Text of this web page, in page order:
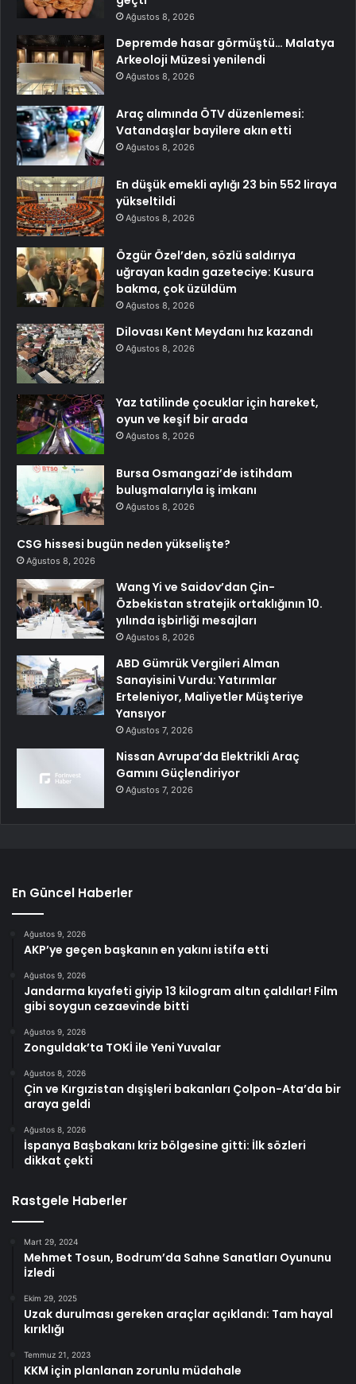
Ağustos 8, 2026
Depremde hasar görmüştü… Malatya
Arkeoloji Müzesi yenilendi
Ağustos 8, 2026
Araç alımında ÖTV düzenlemesi:
Vatandaşlar bayilere akın etti
Ağustos 8, 2026
En düşük emekli aylığı 23 bin 552 liraya
yükseltildi
Ağustos 8, 2026
Özgür Özel’den, sözlü saldırıya
uğrayan kadın gazeteciye: Kusura
bakma, çok üzüldüm
Ağustos 8, 2026
Dilovası Kent Meydanı hız kazandı
Ağustos 8, 2026
Yaz tatilinde çocuklar için hareket,
oyun ve keşif bir arada
Ağustos 8, 2026
Bursa Osmangazi’de istihdam
buluşmalarıyla iş imkanı
Ağustos 8, 2026
CSG hissesi bugün neden yükselişte?
Ağustos 8, 2026
Wang Yi ve Saidov’dan Çin-
Özbekistan stratejik ortaklığının 10.
yılında işbirliği mesajları
Ağustos 8, 2026
ABD Gümrük Vergileri Alman
Sanayisini Vurdu: Yatırımlar
Erteleniyor, Maliyetler Müşteriye
Yansıyor
Ağustos 7, 2026
Nissan Avrupa’da Elektrikli Araç
Gamını Güçlendiriyor
Ağustos 7, 2026
En Güncel Haberler
Ağustos 9, 2026
AKP’ye geçen başkanın en yakını istifa etti
Ağustos 9, 2026
Jandarma kıyafeti giyip 13 kilogram altın çaldılar! Film
gibi soygun cezaevinde bitti
Ağustos 9, 2026
Zonguldak’ta TOKİ ile Yeni Yuvalar
Ağustos 8, 2026
Çin ve Kırgızistan dışişleri bakanları Çolpon-Ata’da bir
araya geldi
Ağustos 8, 2026
İspanya Başbakanı kriz bölgesine gitti: İlk sözleri
dikkat çekti
Rastgele Haberler
Mart 29, 2024
Mehmet Tosun, Bodrum’da Sahne Sanatları Oyununu
İzledi
Ekim 29, 2025
Uzak durulması gereken araçlar açıklandı: Tam hayal
kırıklığı
Temmuz 21, 2023
KKM için planlanan zorunlu müdahale